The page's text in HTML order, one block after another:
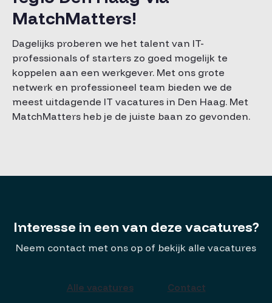
MatchMatters!
Dagelijks proberen we het talent van IT-
professionals of starters zo goed mogelijk te
koppelen aan een werkgever. Met ons grote
netwerk en professioneel team bieden we de
meest uitdagende IT vacatures in Den Haag. Met
MatchMatters heb je de juiste baan zo gevonden.
Interesse in een van deze vacatures?
Neem contact met ons op of bekijk alle vacatures
Alle vacatures Contact